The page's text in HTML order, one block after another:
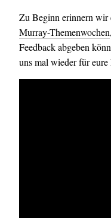
Zu Beginn erinnern wir
Murray-Themenwochen
Feedback abgeben
uns mal wieder für eure